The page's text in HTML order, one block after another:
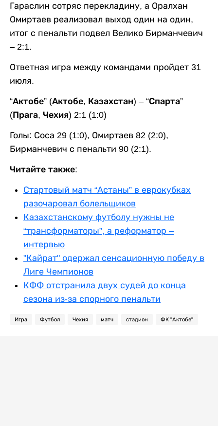
Гараслин сотряс перекладину, а Оралхан
Омиртаев реализовал выход один на один,
итог с пенальти подвел Велико Бирманчевич
– 2:1.
Ответная игра между командами пройдет 31
июля.
“Актобе” (Актобе, Казахстан) – “Спарта”
(Прага, Чехия) 2:1 (1:0)
Голы: Соса 29 (1:0), Омиртаев 82 (2:0),
Бирманчевич с пенальти 90 (2:1).
Читайте также:
Стартовый матч “Астаны” в еврокубках
разочаровал болельщиков
Казахстанскому футболу нужны не
“трансформаторы”, а реформатор –
интервью
"Кайрат" одержал сенсационную победу в
Лиге Чемпионов
КФФ отстранила двух судей до конца
сезона из-за спорного пенальти
Игра Футбол Чехия матч стадион ФК "Актобе"